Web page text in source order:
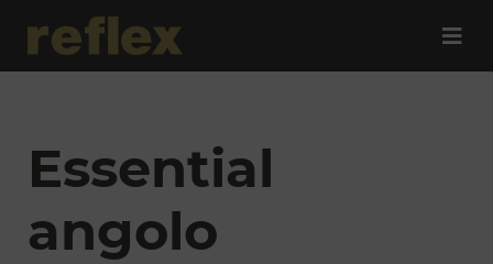
essential
angolo